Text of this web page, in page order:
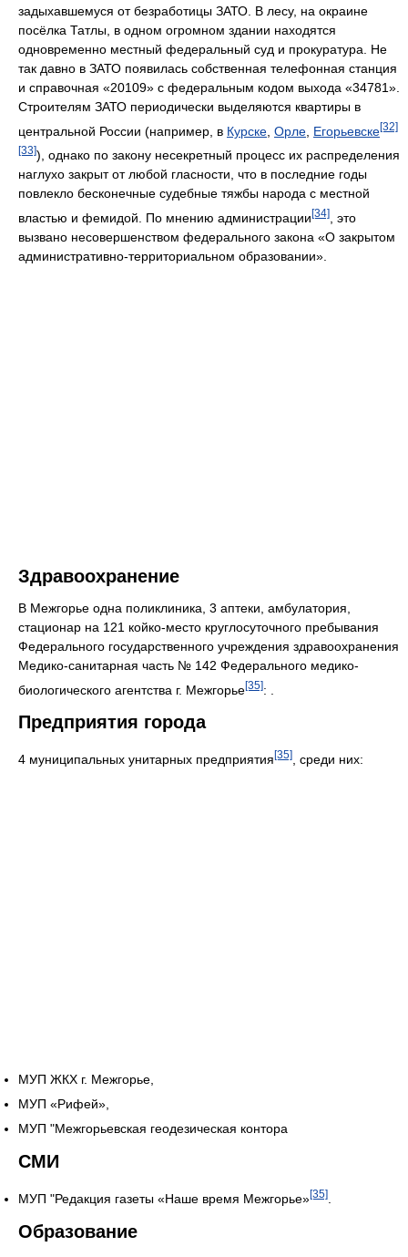
задыхавшемуся от безработицы ЗАТО. В лесу, на окраине
посёлка Татлы, в одном огромном здании находятся
одновременно местный федеральный суд и прокуратура. Не
так давно в ЗАТО появилась собственная телефонная станция
и справочная «20109» с федеральным кодом выхода «34781».
Строителям ЗАТО периодически выделяются квартиры в
центральной России (например, в Курске Орле Егорьевске[32]
[33]), однако по закону несекретный процесс их распределения
наглухо закрыт от любой гласности, что в последние годы
повлекло бесконечные судебные тяжбы народа с местной
властью и фемидой. По мнению администрации[34]
, это
вызвано несовершенством федерального закона «О закрытом
административно-территориальном образовании».
Здравоохранение
В Межгорье одна поликлиника, 3 аптеки, амбулатория,
стационар на 121 койко-место круглосуточного пребывания
Федерального государственного учреждения здравоохранения
Медико-санитарная часть № 142 Федерального медико-
биологического агентства г. Межгорье[35]: .
Предприятия города
4 муниципальных унитарных предприятия [35] , среди них:
МУП ЖКХ г. Межгорье,
МУП «Рифей»,
МУП "Межгорьевская геодезическая контора
СМИ
МУП "Редакция газеты «Наше время Межгорье»[35]
Образование